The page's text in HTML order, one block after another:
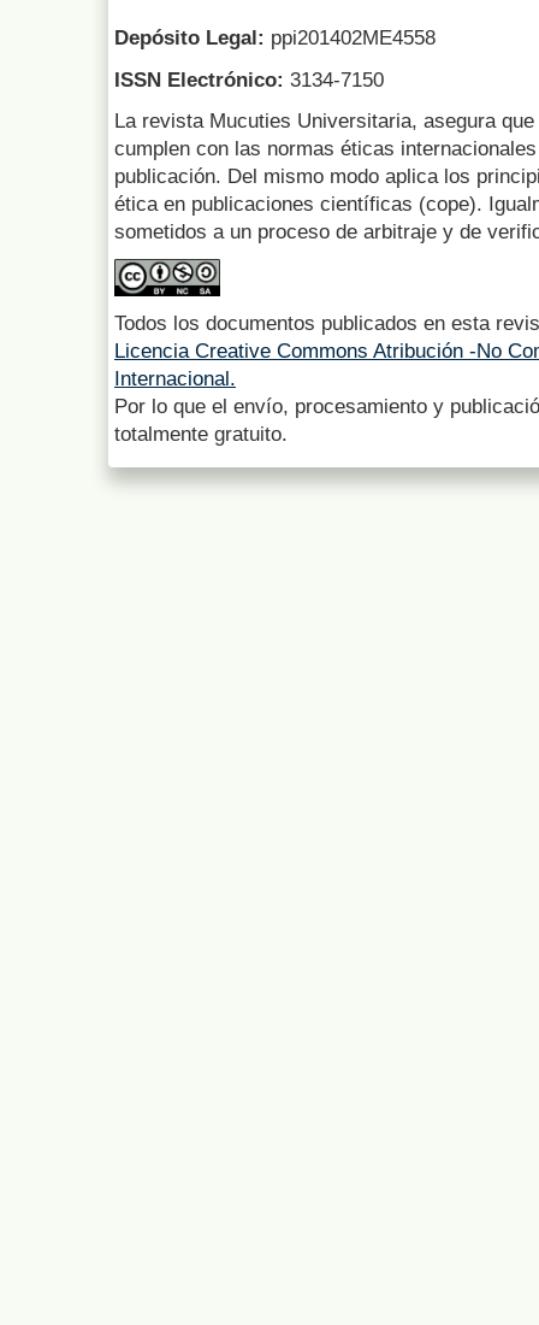
Depósito Legal: ppi201402ME4558
ISSN Electrónico: 3134-7150
La revista Mucuties Universitaria, asegura
cumplen con las normas éticas
publicación. Del mismo modo aplica los
ética en publicaciones científicas (cope).
sometidos a un proceso de arbitraje y de
Todos los documentos publicados en esta
Licencia Creative Commons Atribución -No
Internacional.
Por lo que el envío, procesamiento y
totalmente gratuito.